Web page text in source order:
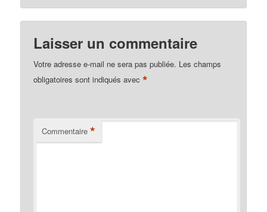
Laisser un commentaire
Votre adresse e-mail ne sera pas publiée. Les champs
obligatoires sont indiqués avec*
Commentaire *